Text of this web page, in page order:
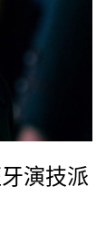
演技派